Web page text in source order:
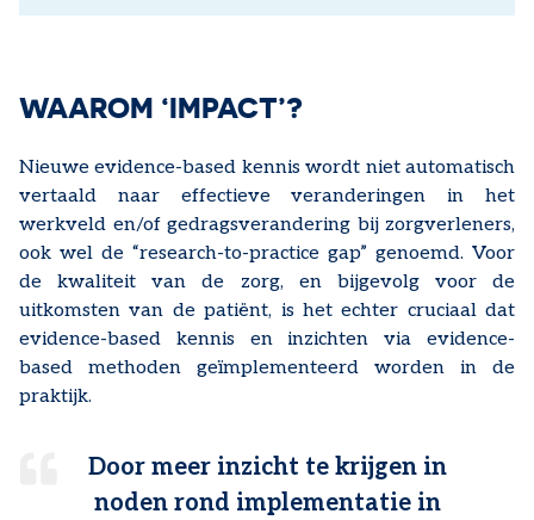
WAAROM ‘IMPACT’?
Nieuwe evidence-based kennis wordt niet automatisch
vertaald naar effectieve veranderingen in het
werkveld en/of gedragsverandering bij zorgverleners,
ook wel de “research-to-practice gap” genoemd. Voor
de kwaliteit van de zorg, en bijgevolg voor de
uitkomsten van de patiënt, is het echter cruciaal dat
evidence-based kennis en inzichten via evidence-
based methoden geïmplementeerd worden in de
praktijk.
Door meer inzicht te krijgen in
noden rond implementatie in